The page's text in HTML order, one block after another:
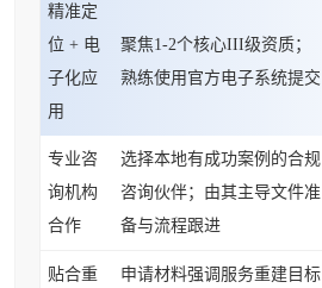
精准定
位 + 电
子化应
用
聚焦1-2个核心III级资质；
熟练使用官方电子系统提交
专业咨
询机构
合作
选择本地有成功案例的合规
咨询伙伴；由其主导文件准
备与流程跟进
贴合重
申请材料强调服务重建目标